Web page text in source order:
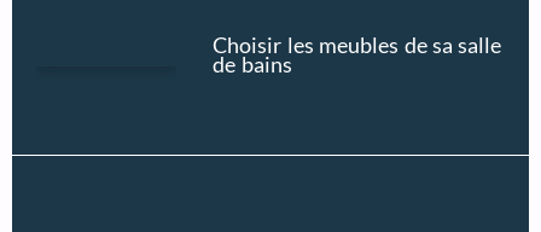
Choisir les meubles de sa salle
de bains